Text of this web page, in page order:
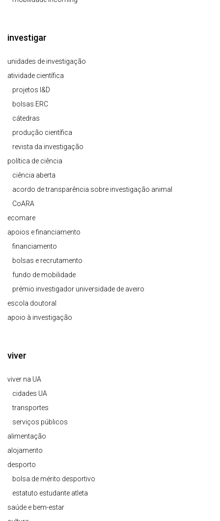
investigar
unidades de investigação
atividade científica
projetos I&D
bolsas ERC
cátedras
produção científica
revista da investigação
política de ciência
ciência aberta
acordo de transparência sobre investigação animal
CoARA
ecomare
apoios e financiamento
financiamento
bolsas e recrutamento
fundo de mobilidade
prémio investigador universidade de aveiro
escola doutoral
apoio à investigação
viver
viver na UA
cidades UA
transportes
serviços públicos
alimentação
alojamento
desporto
bolsa de mérito desportivo
estatuto estudante atleta
saúde e bem-estar